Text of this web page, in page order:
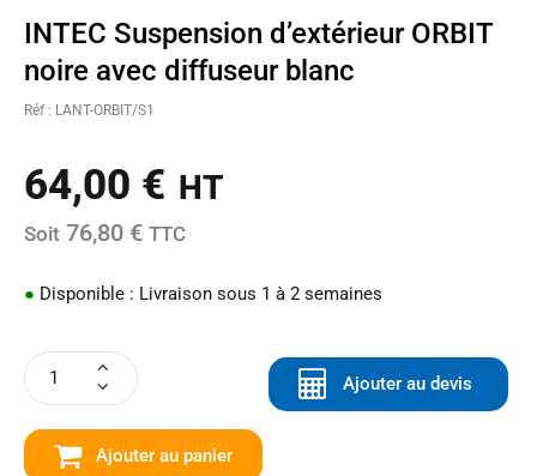
INTEC Suspension d’extérieur ORBIT
noire avec diffuseur blanc
Réf : LANT-ORBIT/S1
64,00 € HT
Soit 76,80 € TTC
● Disponible : Livraison sous 1 à 2 semaines
Ajouter au panier
Ajouter au devis